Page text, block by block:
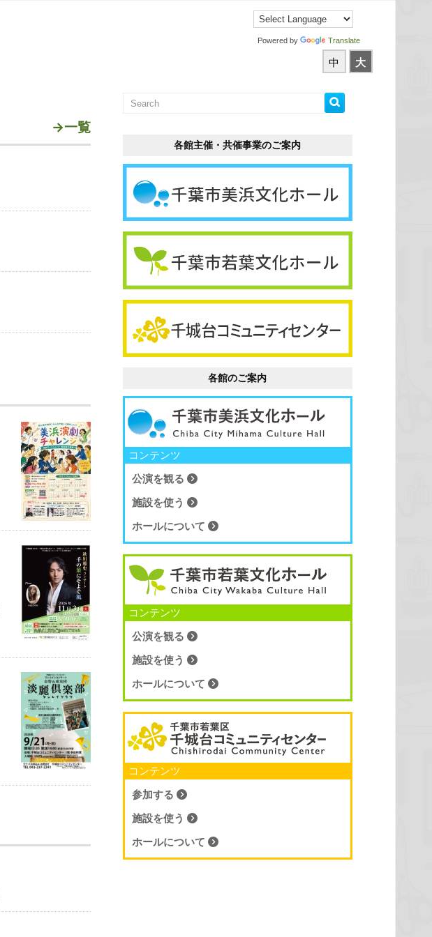
Powered by Translate
中 大
→一覧
各館主催・共催事業のご案内
各館のご案内
コンテンツ
公演を観る
施設を使う
ホールについて
コンテンツ
公演を観る
施設を使う
ホールについて
コンテンツ
参加する
施設を使う
ホールについて